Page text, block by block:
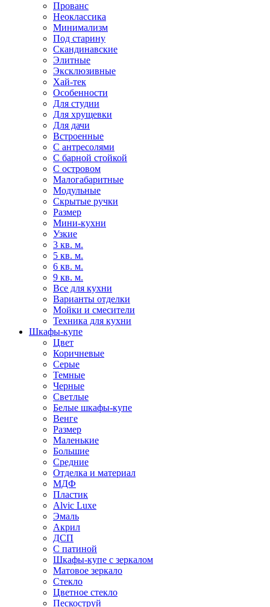
Прованс
Неоклассика
Минимализм
Под старину
Скандинавские
Элитные
Эксклюзивные
Хай-тек
Особенности
Для студии
Для хрущевки
Для дачи
Встроенные
С антресолями
С барной стойкой
С островом
Малогабаритные
Модульные
Скрытые ручки
Размер
Мини-кухни
Узкие
3 кв. м.
5 кв. м.
6 кв. м.
9 кв. м.
Все для кухни
Варианты отделки
Мойки и смесители
Техника для кухни
Шкафы-купе
Цвет
Коричневые
Серые
Темные
Черные
Светлые
Белые шкафы-купе
Венге
Размер
Маленькие
Большие
Средние
Отделка и материал
МДФ
Пластик
Alvic Luxe
Эмаль
Акрил
ДСП
С патиной
Шкафы-купе с зеркалом
Матовое зеркало
Стекло
Цветное стекло
Пескоструй